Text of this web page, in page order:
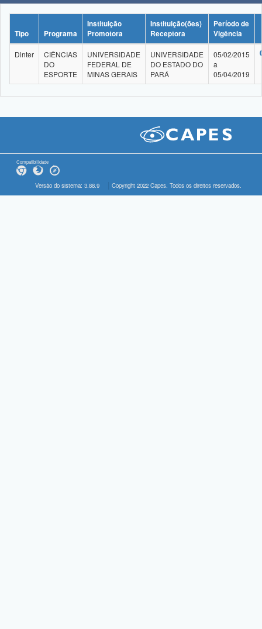
Tipo Programa
Instituição
Promotora
Instituição(ões)
Receptora
Período de
Vigência
Dinter
CIÊNCIAS
DO
ESPORTE
UNIVERSIDADE
FEDERAL DE
MINAS GERAIS
UNIVERSIDADE
DO ESTADO DO
PARÁ
05/02/2015
a
05/04/2019
Compatibilidade
Versão do sistema: 3.88.9 Copyright 2022 Capes. Todos os direitos reservados.